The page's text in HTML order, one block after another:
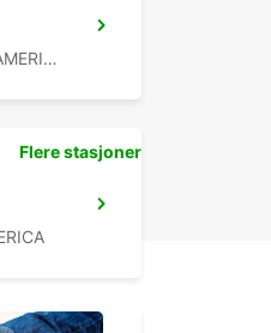
CHICAGO - UNITED STATES OF AMERICA
Flere stasjoner